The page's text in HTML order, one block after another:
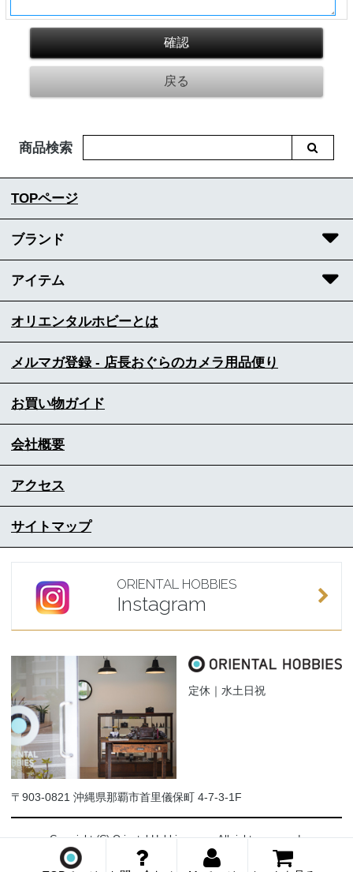
商品検索
TOPページ
ブランド
アイテム
オリエンタルホビーとは
メルマガ登録 - 店長おぐらのカメラ用品便り
お買い物ガイド
会社概要
アクセス
サイトマップ
ORIENTAL HOBBIES
Instagram
定休｜水土日祝
〒903-0821 沖縄県那覇市首里儀保町 4-7-3-1F
Copyright (C) Oriental-Hobbies.com. All rights reserved.